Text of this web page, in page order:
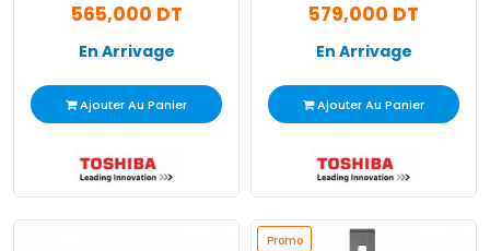
565,000 DT
En Arrivage
Ajouter Au Panier
579,000 DT
En Arrivage
Ajouter Au Panier
Promo